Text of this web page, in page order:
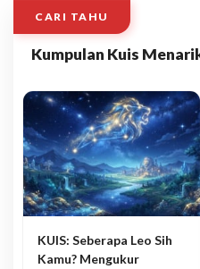
CARI TAHU
Kumpulan Kuis
KUIS: Seberapa Leo Sih
Kamu? Mengukur